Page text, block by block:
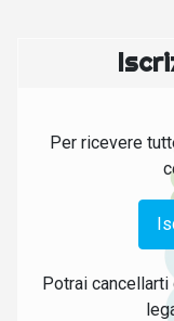
Per ricevere
Potrai